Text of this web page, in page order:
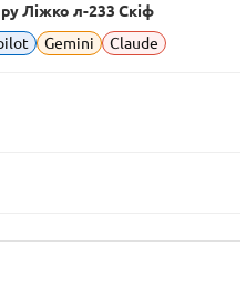
Ліжко л-233 Скіф
Gemini Claude